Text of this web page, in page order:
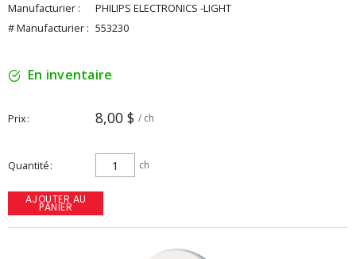
Manufacturier :
PHILIPS ELECTRONICS -LIGHT
# Manufacturier : 553230
En inventaire
Prix 8,00 $ / ch
Quantité ch
AJOUTER AU
PANIER